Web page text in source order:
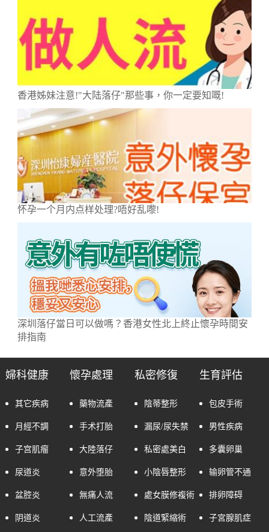
香港姊妹注意!"大陆落仔"那些事，你一定要知嘅!
怀孕一个月内点样处理?唔好乱嚟!
深圳落仔當日可以做嗎？香港女性北上終止懷孕時間安
排指南
婦科健康
其它疾病
月經不調
子宫肌瘤
尿道炎
盆腔炎
阴道炎
懷孕處理
藥物流產
手术打胎
大陸落仔
意外堕胎
無痛人流
人工流產
私密修復
陰蒂整形
漏尿/尿失禁
私密處美白
小陰唇整形
處女膜修複術
陰道緊縮術
生育評估
包皮手術
男性疾病
多囊卵巢
输卵管不通
排卵障碍
子宮腺肌症